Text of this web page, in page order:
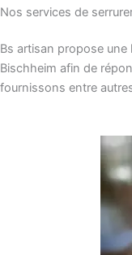
Nos services de
Bs artisan propose une
Bischheim afin de
fournissons entre